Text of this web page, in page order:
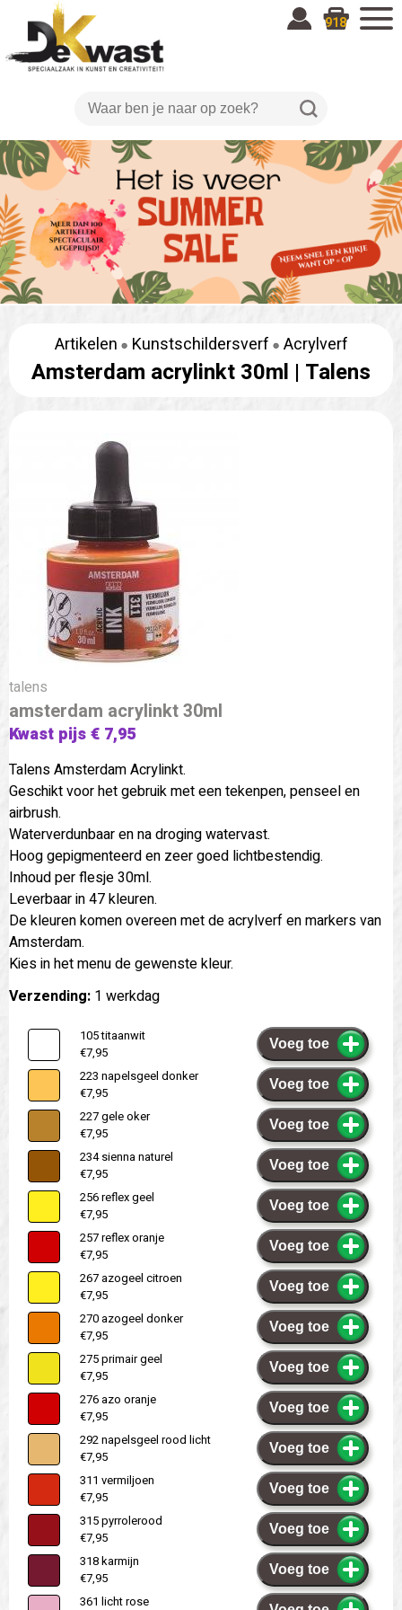
918
Artikelen Kunstschildersverf Acrylverf
Amsterdam acrylinkt 30ml | Talens
talens
amsterdam acrylinkt 30ml
Kwast pijs € 7,95
Talens Amsterdam Acrylinkt.
Geschikt voor het gebruik met een tekenpen, penseel en
airbrush.
Waterverdunbaar en na droging watervast.
Hoog gepigmenteerd en zeer goed lichtbestendig.
Inhoud per flesje 30ml.
Leverbaar in 47 kleuren.
De kleuren komen overeen met de acrylverf en markers van
Amsterdam.
Kies in het menu de gewenste kleur.
Verzending: 1 werkdag
105 titaanwit
€7,95
Voeg toe
223 napelsgeel donker
€7,95
Voeg toe
227 gele oker
€7,95
Voeg toe
234 sienna naturel
€7,95
Voeg toe
256 reflex geel
€7,95
Voeg toe
257 reflex oranje
€7,95
Voeg toe
267 azogeel citroen
€7,95
Voeg toe
270 azogeel donker
€7,95
Voeg toe
275 primair geel
€7,95
Voeg toe
276 azo oranje
€7,95
Voeg toe
292 napelsgeel rood licht
€7,95
Voeg toe
311 vermiljoen
€7,95
Voeg toe
315 pyrrolerood
€7,95
Voeg toe
318 karmijn
€7,95
Voeg toe
361 licht rose